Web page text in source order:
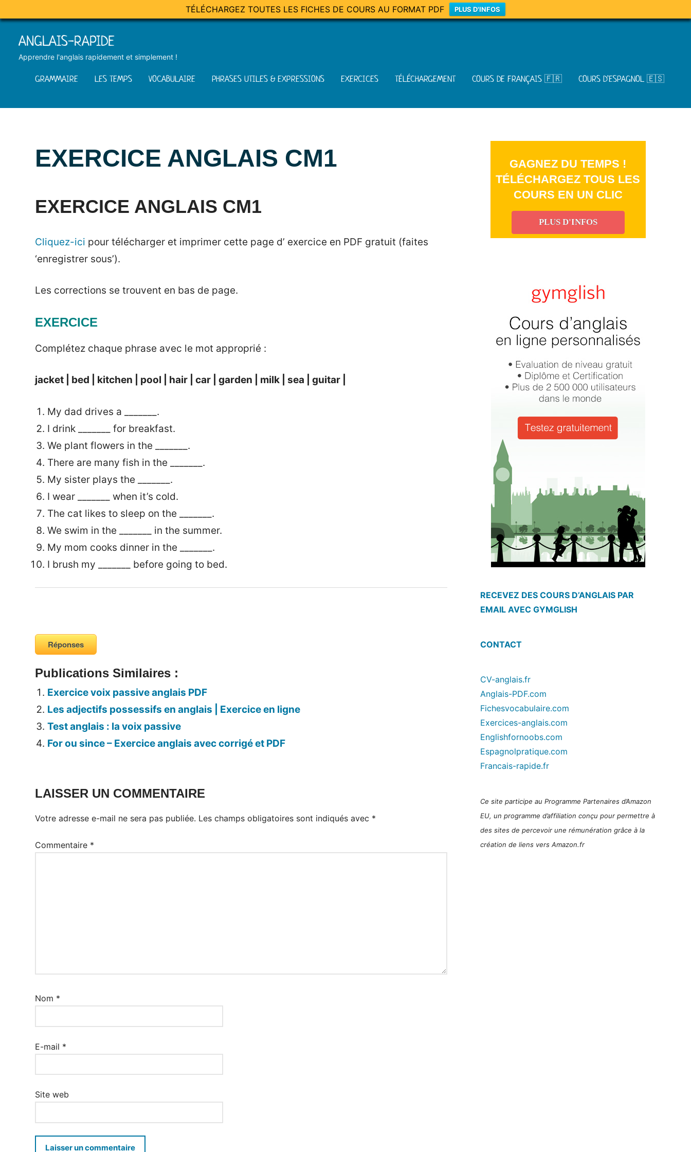
TÉLÉCHARGEZ TOUTES LES FICHES DE COURS AU FORMAT PDF PLUS D'INFOS
Skip
content
ANGLAIS-RAPIDE
Apprendre l'anglais rapidement et simplement !
GRAMMAIRE LES TEMPS VOCABULAIRE PHRASES UTILES & EXPRESSIONS EXERCICES TÉLÉCHARGEMENT COURS DE FRANÇAIS 🇫🇷 COURS D’ESPAGNOL 🇪🇸
EXERCICE ANGLAIS CM1
on
28
2024
Mat
Exercices
EXERCICE ANGLAIS CM1
Cliquez-ici pour télécharger et imprimer cette page d’ exercice en PDF gratuit (faites
‘enregistrer sous’).
Les corrections se trouvent en bas de page.
EXERCICE
Complétez chaque phrase avec le mot approprié :
jacket | bed | kitchen | pool | hair | car | garden | milk | sea | guitar |
My dad drives a _______.
I drink _______ for breakfast.
We plant flowers in the _______.
There are many fish in the _______.
My sister plays the _______.
I wear _______ when it’s cold.
The cat likes to sleep on the _______.
We swim in the _______ in the summer.
My mom cooks dinner in the _______.
I brush my _______ before going to bed.
Réponses
Publications Similaires :
Exercice voix passive anglais PDF
Les adjectifs possessifs en anglais | Exercice en ligne
Test anglais : la voix passive
For ou since – Exercice anglais avec corrigé et PDF
LAISSER UN COMMENTAIRE
Votre adresse e-mail ne sera pas publiée. Les champs obligatoires sont indiqués avec *
Commentaire *
Nom *
E-mail *
Site web
GAGNEZ DU TEMPS !
TÉLÉCHARGEZ TOUS LES
COURS EN UN CLIC
PLUS D'INFOS
RECEVEZ DES COURS D’ANGLAIS PAR
EMAIL AVEC GYMGLISH
CONTACT
CV-anglais.fr
Anglais-PDF.com
Fichesvocabulaire.com
Exercices-anglais.com
Englishfornoobs.com
Espagnolpratique.com
Francais-rapide.fr
Ce site participe au Programme Partenaires d’Amazon
EU, un programme d’affiliation conçu pour permettre à
des sites de percevoir une rémunération grâce à la
création de liens vers Amazon.fr